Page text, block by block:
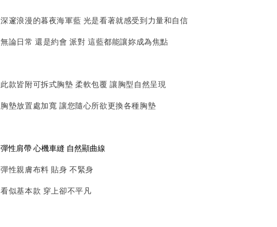
深邃浪漫的暮夜海軍藍 光是看著就感受到力量和自信
無論日常 還是約會 派對 這藍都能讓妳成為焦點
此款皆附可拆式胸墊 柔軟包覆 讓胸型自然呈現
胸墊放置處加寬 讓您隨心所欲更換各種胸墊
彈性肩帶心機車縫 自然顯曲線
彈性親膚布料 貼身 不緊身
看似基本款 穿上卻不平凡